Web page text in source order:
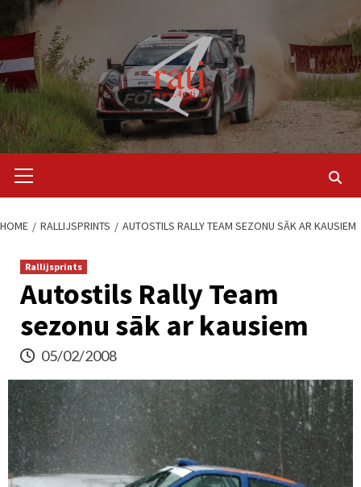
content
Menu
HOME RALLIJSPRINTS AUTOSTILS RALLY TEAM SEZONU SĀK AR KAUSIEM
Rallijsprints
Autostils Rally Team
sezonu sāk ar kausiem
05/02/2008